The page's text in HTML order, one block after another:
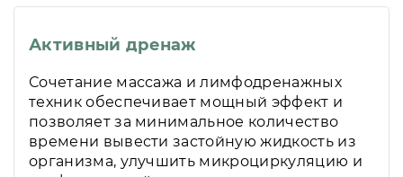
Активный дренаж
Сочетание массажа и лимфодренажных
техник обеспечивает мощный эффект и
позволяет за минимальное количество
времени вывести застойную жидкость из
организма, улучшить микроциркуляцию и